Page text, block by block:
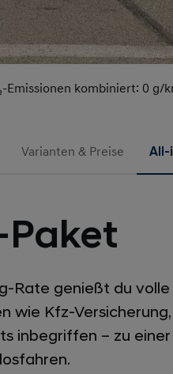
kombiniert: 0 g/
Varianten & Preise All-
Rate genießt du volle
wie Kfz-Versicherung,
inbegriffen – zu einer